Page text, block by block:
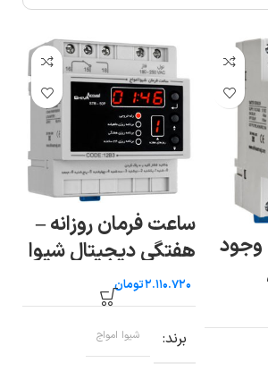
–
شیوا
سنسور فلوتر شیوا
امواج